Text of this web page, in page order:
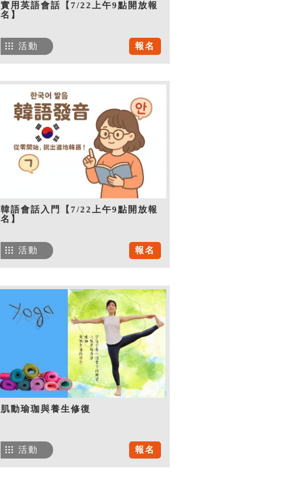
實用英語會話【7/22上午9點開放報
名】
報名
活動
韓語會話入門【7/22上午9點開放報
名】
報名
活動
肌動瑜珈與養生修復
報名
活動